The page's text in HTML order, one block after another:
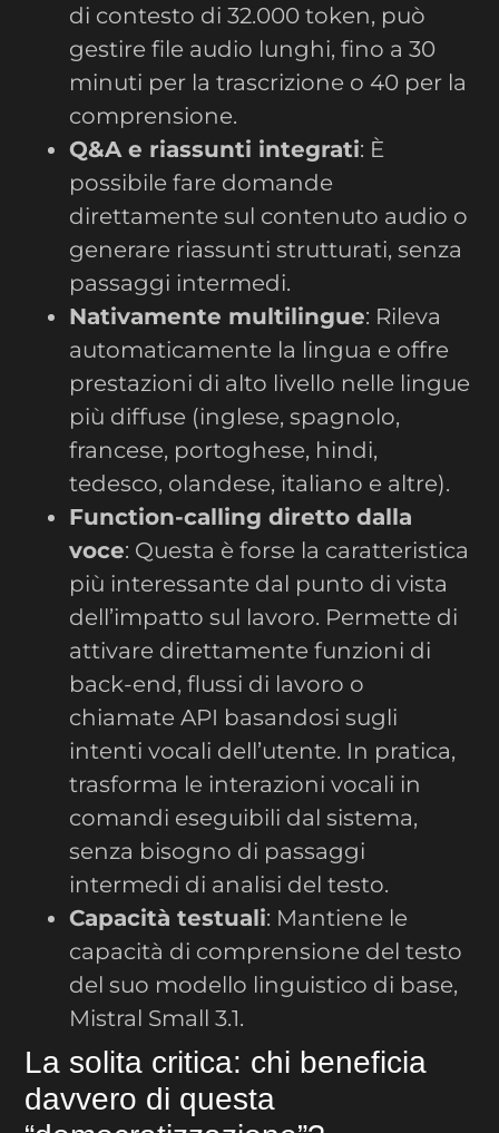
di contesto di 32.000 token, può
gestire file audio lunghi, fino a 30
minuti per la trascrizione o 40 per la
comprensione.
Q&A e riassunti integrati: È
possibile fare domande
direttamente sul contenuto audio o
generare riassunti strutturati, senza
passaggi intermedi.
Nativamente multilingue: Rileva
automaticamente la lingua e offre
prestazioni di alto livello nelle lingue
più diffuse (inglese, spagnolo,
francese, portoghese, hindi,
tedesco, olandese, italiano e altre).
Function-calling diretto dalla
voce: Questa è forse la caratteristica
più interessante dal punto di vista
dell’impatto sul lavoro. Permette di
attivare direttamente funzioni di
back-end, flussi di lavoro o
chiamate API basandosi sugli
intenti vocali dell’utente. In pratica,
trasforma le interazioni vocali in
comandi eseguibili dal sistema,
senza bisogno di passaggi
intermedi di analisi del testo.
Capacità testuali: Mantiene le
capacità di comprensione del testo
del suo modello linguistico di base,
Mistral Small 3.1.
La solita critica: chi beneficia
davvero di questa